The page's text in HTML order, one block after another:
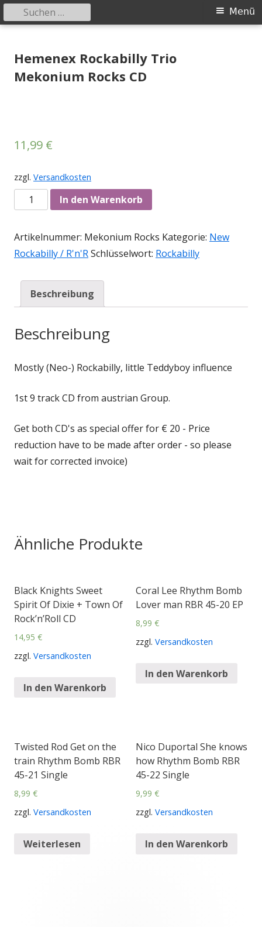
zum
Primäres
Menü
Suchen
nach:
Hemenex Rockabilly Trio
Mekonium Rocks CD
11,99 €
zzgl. Versandkosten
Anzahl In den Warenkorb
Artikelnummer: Mekonium Rocks Kategorie: New
Rockabilly / R'n'RSchlüsselwort: Rockabilly
Beschreibung
Beschreibung
Mostly (Neo-) Rockabilly, little Teddyboy influence
1st 9 track CD from austrian Group.
Get both CD's as special offer for € 20 - Price
reduction have to be made after order - so please
wait for corrected invoice)
Ähnliche Produkte
Black Knights Sweet
Spirit Of Dixie + Town Of
Rock’n’Roll CD
14,95 €
zzgl. Versandkosten
In den Warenkorb
Coral Lee Rhythm Bomb
Lover man RBR 45-20 EP
8,99 €
zzgl. Versandkosten
In den Warenkorb
Twisted Rod Get on the
train Rhythm Bomb RBR
45-21 Single
8,99 €
zzgl. Versandkosten
Weiterlesen
Nico Duportal She knows
how Rhythm Bomb RBR
45-22 Single
9,99 €
zzgl. Versandkosten
In den Warenkorb